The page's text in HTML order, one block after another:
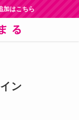
加はこちら
ン